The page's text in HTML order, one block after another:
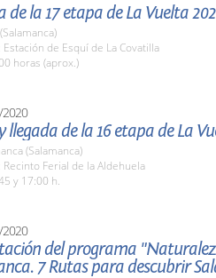
de la 17 etapa de La Vuelta
Estación de Esquí de La Covatilla
horas (aprox.)
llegada de la 16 etapa de La
(Salamanca)
Recinto Ferial de la Aldehuela
y 17:00 h.
del programa
7 Rutas para descubrir